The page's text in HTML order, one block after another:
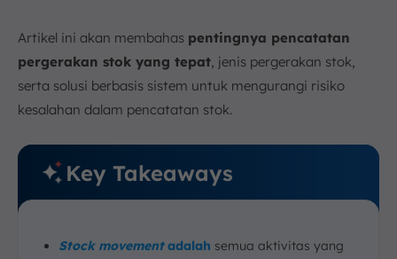
b. Lakukan Audit Stok Berkala
c. Manfaatkan Otomatisasi Barcode dan RFID
d. Integrasikan Data dengan Sistem ERP Terpusat
7. Kesimpulan
Artikel ini akan membahas pentingnya pencatatan
pergerakan stok yang tepat, jenis pergerakan stok,
serta solusi berbasis sistem untuk mengurangi risiko
kesalahan dalam pencatatan stok.
Key Takeaways
Stock movementadalah semua aktivitas yang